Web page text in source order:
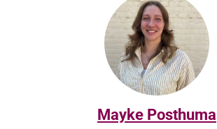
Mayke Posthuma